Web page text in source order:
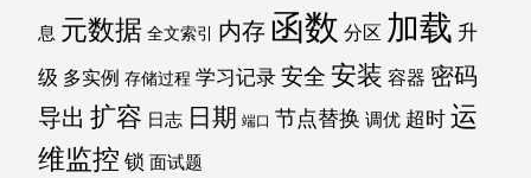
息 元数据 全文索引 内存函数 分区 加载 升
级 多实例 存储过程 学习记录安全安装 容器 密码
导出 扩容 日志 日期 端口 节点替换 调优 超时运
维监控 锁 面试题